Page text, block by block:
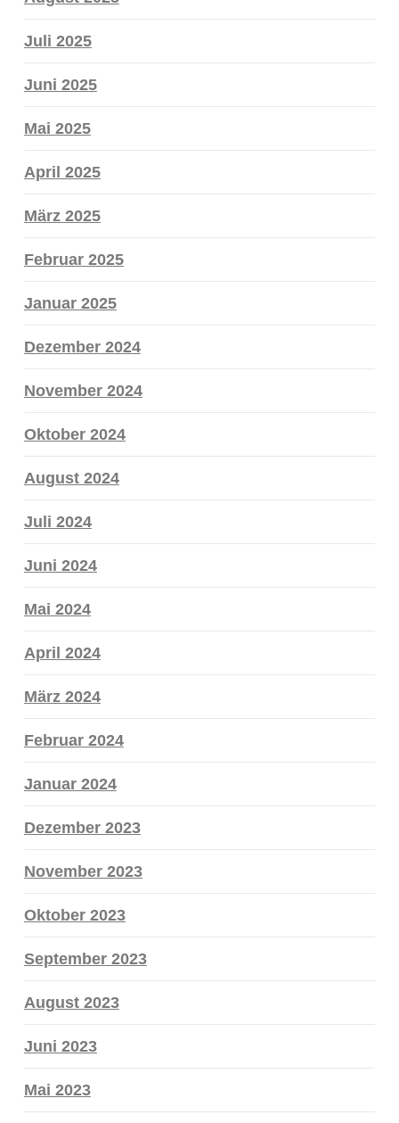
Juli 2025
Juni 2025
Mai 2025
April 2025
März 2025
Februar 2025
Januar 2025
Dezember 2024
November 2024
Oktober 2024
August 2024
Juli 2024
Juni 2024
Mai 2024
April 2024
März 2024
Februar 2024
Januar 2024
Dezember 2023
November 2023
Oktober 2023
September 2023
August 2023
Juni 2023
Mai 2023